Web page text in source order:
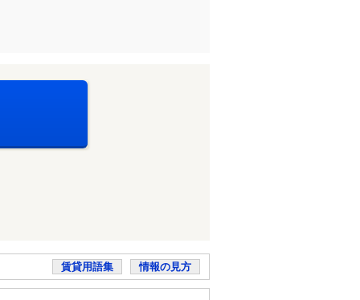
賃貸用語集 情報の見方